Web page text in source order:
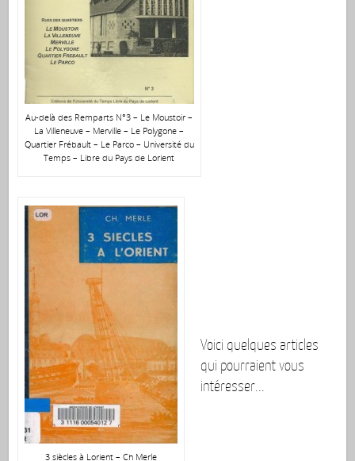
Au-delà des Remparts N°3 – Le Moustoir –
La Villeneuve – Merville – Le Polygone –
Quartier Frébault – Le Parco – Université du
Temps – Libre du Pays de Lorient
3 siècles à Lorient – Ch Merle
Voici quelques articles
qui pourraient vous
intéresser...